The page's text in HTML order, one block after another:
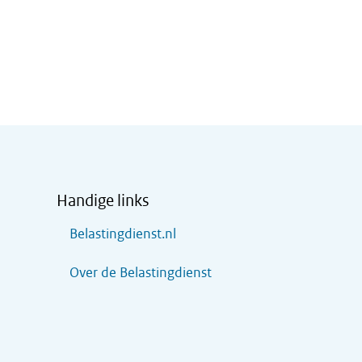
Handige links
Belastingdienst.nl
Over de Belastingdienst